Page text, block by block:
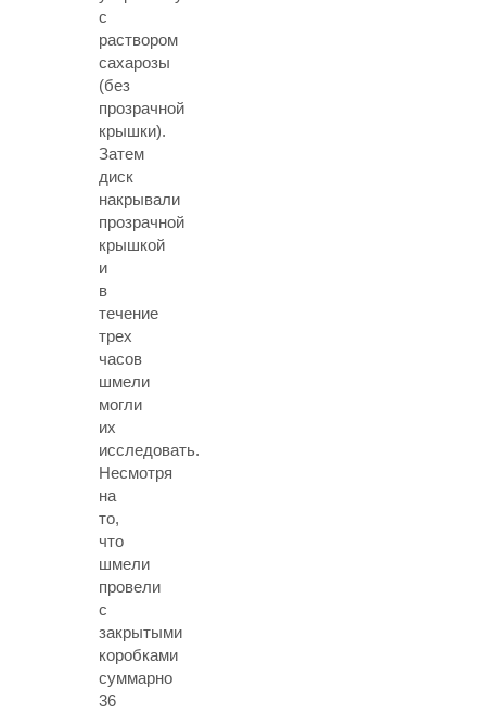
с
раствором
сахарозы
(без
прозрачной
крышки).
Затем
диск
накрывали
прозрачной
крышкой
и
в
течение
трех
часов
шмели
могли
их
исследовать.
Несмотря
на
то,
что
шмели
провели
с
закрытыми
коробками
суммарно
36